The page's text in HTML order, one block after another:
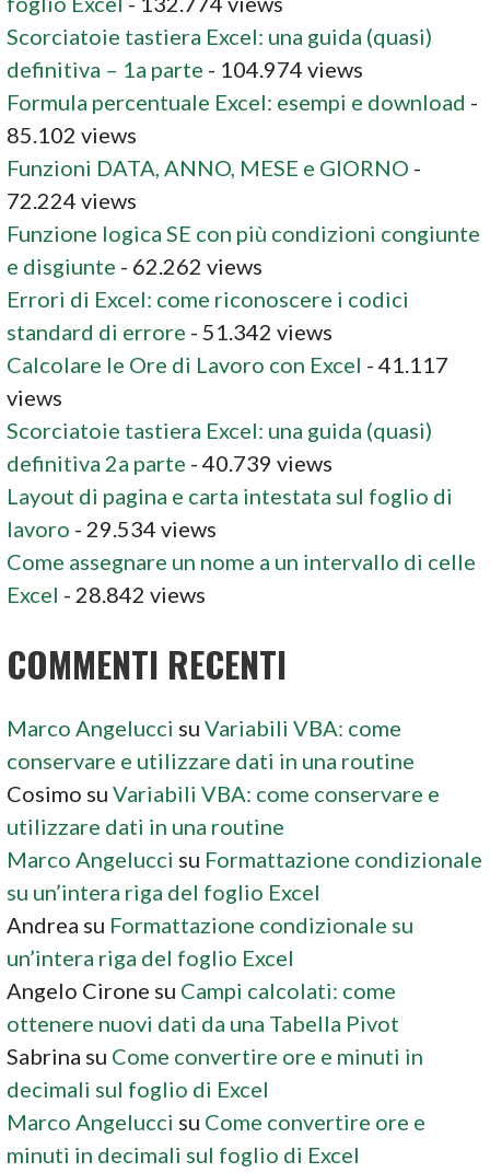
Scorciatoie tastiera Excel: una guida (quasi)
definitiva – 1a parte - 104.974 views
Formula percentuale Excel: esempi e download -
85.102 views
Funzioni DATA, ANNO, MESE e GIORNO -
72.224 views
Funzione logica SE con più condizioni congiunte
e disgiunte - 62.262 views
Errori di Excel: come riconoscere i codici
standard di errore - 51.342 views
Calcolare le Ore di Lavoro con Excel - 41.117
views
Scorciatoie tastiera Excel: una guida (quasi)
definitiva 2a parte - 40.739 views
Layout di pagina e carta intestata sul foglio di
lavoro - 29.534 views
Come assegnare un nome a un intervallo di celle
Excel - 28.842 views
COMMENTI RECENTI
Marco Angelucci suVariabili VBA: come
conservare e utilizzare dati in una routine
Cosimo suVariabili VBA: come conservare e
utilizzare dati in una routine
Marco Angelucci su Formattazione condizionale
su un’intera riga del foglio Excel
Andrea su Formattazione condizionale su
un’intera riga del foglio Excel
Angelo Cirone su Campi calcolati: come
ottenere nuovi dati da una Tabella Pivot
Sabrina su Come convertire ore e minuti in
decimali sul foglio di Excel
Marco Angelucci su Come convertire ore e
minuti in decimali sul foglio di Excel